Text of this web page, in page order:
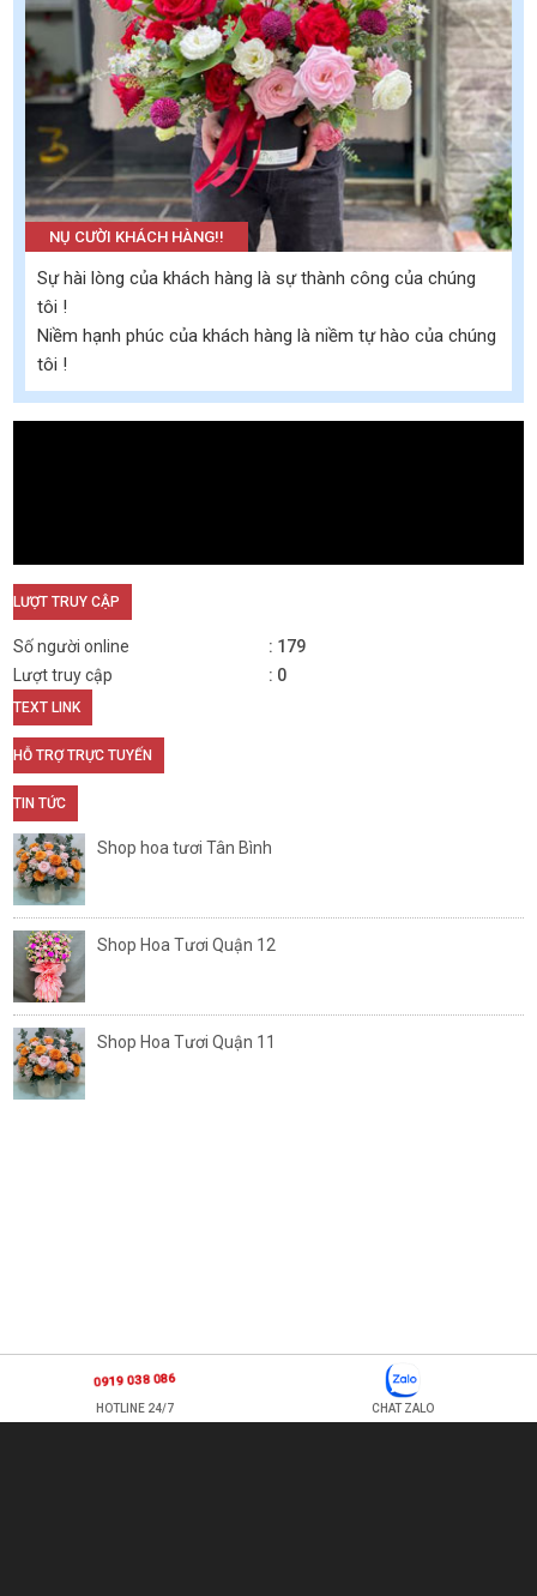
NỤ CƯỜI KHÁCH HÀNG!!
Sự hài lòng của khách hàng là sự thành công của chúng
tôi !
Niềm hạnh phúc của khách hàng là niềm tự hào của chúng
tôi !
LƯỢT TRUY CẬP
Số người online
179
Lượt truy cập
0
TEXT LINK
HỖ TRỢ TRỰC TUYẾN
TIN TỨC
Shop hoa tươi Tân Bình
Shop Hoa Tươi Quận 12
Shop Hoa Tươi Quận 11
0919 038 086
HOTLINE 24/7 CHAT ZALO